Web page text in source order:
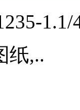
1.1/
纸,..